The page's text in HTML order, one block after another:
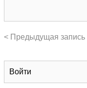
Войти
< Предыдущая запись